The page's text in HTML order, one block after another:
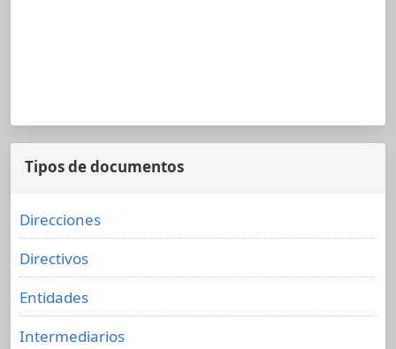
Tipos de documentos
Direcciones
Directivos
Entidades
Intermediarios